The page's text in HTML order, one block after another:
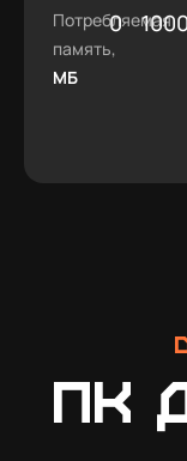
0 1000
Потребляемая
память,
МБ
ПК